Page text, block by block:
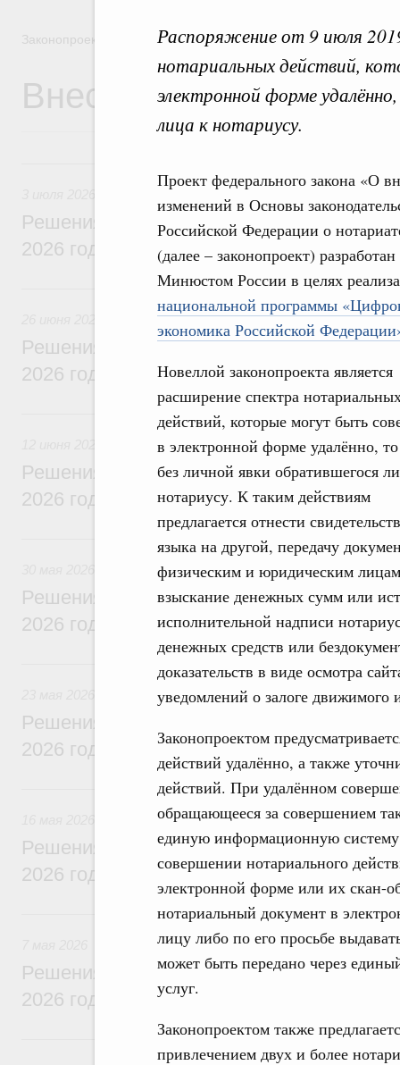
Распоряжение от 9 июля
нотариальных действий,
электронной форме
лица к нотариусу.
Проект федерального закона «О
изменений в Основы
Российской Федерации о
(далее – законопроект) разработан
Минюстом России в целях
национальной программы
экономика Российской
Новеллой законопроекта является
расширение спектра
действий, которые могут быть
в электронной форме удалённо, то
без личной явки обратившегося
нотариусу. К таким действиям
предлагается отнести
языка на другой, передачу
физическим и юридическим
взыскание денежных сумм или
исполнительной надписи
денежных средств или
доказательств в виде осмотра
уведомлений о залоге движимого
Законопроектом
действий удалённо, а также
действий. При удалённом
обращающееся за совершением
единую информационную
совершении нотариального
электронной форме или их скан-
нотариальный документ в
лицу либо по его просьбе
может быть передано через
услуг.
Законопроектом также
привлечением двух и более
Законопроектная деятельность
Внесение
Решения, принятые на заседании
2026 года
26 июня, пятница
Решения, принятые на заседании
2026 года
12 июня, пятница
Решения, принятые на заседании
2026 года
30 мая, суббота
Решения, принятые на заседании
2026 года
Решения, принятые на заседании
2026 года
16 мая, суббота
Решения, принятые на заседании
2026 года
7 мая, четверг
Решения, принятые на заседании
2026 года
1 мая, пятница